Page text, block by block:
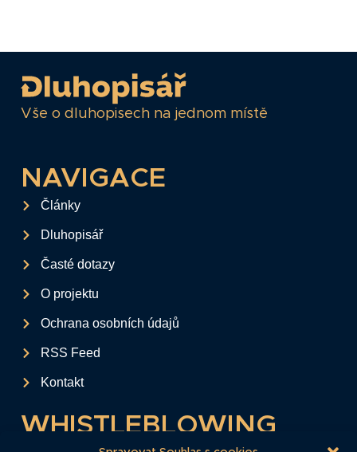
Vše o dluhopisech na jednom místě
NAVIGACE
Články
Dluhopisář
Časté dotazy
O projektu
Ochrana osobních údajů
RSS Feed
Kontakt
WHISTLEBLOWING